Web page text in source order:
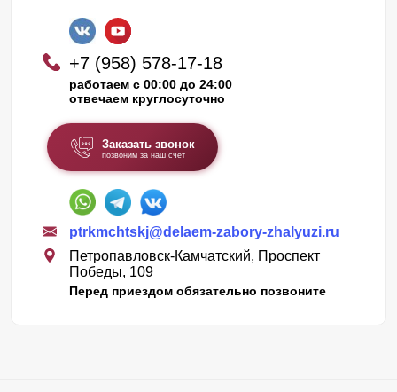
+7 (958) 578-17-18
работаем с 00:00 до 24:00
отвечаем круглосуточно
Заказать звонок
позвоним за наш счет
ptrkmchtskj@delaem-zabory-zhalyuzi.ru
Петропавловск-Камчатский, Проспект
Победы, 109
Перед приездом обязательно позвоните